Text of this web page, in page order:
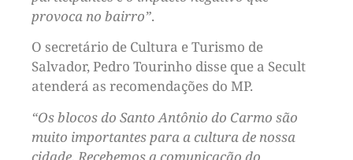
provoca no bairro”.
O secretário de Cultura e Turismo de
Salvador, Pedro Tourinho disse que a Secult
atenderá as recomendações do MP.
“Os blocos do Santo Antônio do Carmo são
muito importantes para a cultura de nossa
cidade. Recebemos a comunicação do